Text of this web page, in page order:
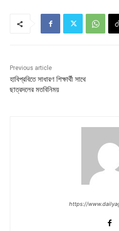
Previous article
হাবিপ্রবিতে সাধারণ শিক্ষার্থী সাথে
ছাত্রদলের মতবিনিময়
https://